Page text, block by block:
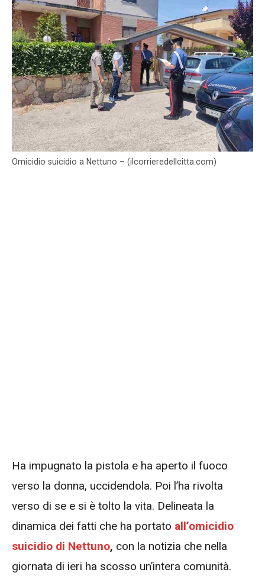
Omicidio suicidio a Nettuno – (ilcorrieredellcitta.com)
Ha impugnato la pistola e ha aperto il fuoco
verso la donna, uccidendola. Poi l’ha rivolta
verso di se e si è tolto la vita. Delineata la
dinamica dei fatti che ha portato all’omicidio
suicidio di Nettuno, con la notizia che nella
giornata di ieri ha scosso un’intera comunità.